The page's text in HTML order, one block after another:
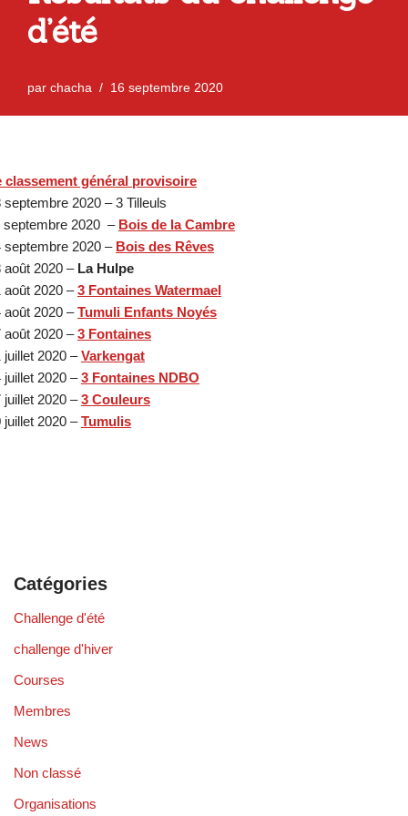
d’été
par chacha 16 septembre 2020
classement général provisoire
septembre 2020 – 3 Tilleuls
septembre 2020 – Bois de la Cambre
septembre 2020 – Bois des Rêves
août 2020 – La Hulpe
août 2020 –3 Fontaines Watermael
août 2020 –Tumuli Enfants Noyés
août 2020 –3 Fontaines
juillet 2020 –Varkengat
juillet 2020 –3 Fontaines NDBO
juillet 2020 –3 Couleurs
juillet 2020 –Tumulis
Catégories
Challenge d'été
challenge d'hiver
Courses
Membres
News
Non classé
Organisations